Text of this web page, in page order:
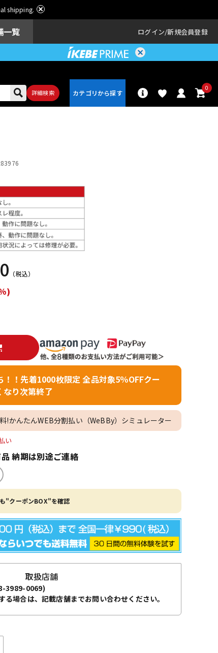
shipping.
一覧 ログイン 新規会員登録
詳細検索
0
配信/ライブ
機器
（税込）
！先着1000枚限定 全品対象5％OFFクー
り次第終了
!かんたんWEB分割払い（WeBBy）シミュレーター
い
納期は別途ご連絡
"クーポンBOX"を確認
取扱店舗
3989-0069)
場合は、記載店舗までお問い合わせください。